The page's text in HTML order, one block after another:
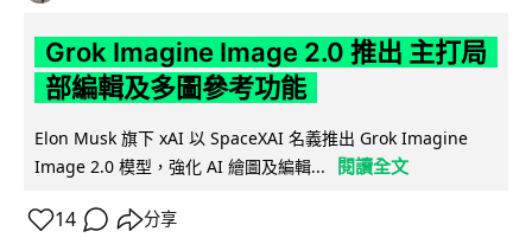
Grok Imagine Image 2.0 推出 主打局
部編輯及多圖參考功能
Elon Musk 旗下 xAI 以 SpaceXAI 名義推出 Grok Imagine
Image 2.0 模型，強化 AI 繪圖及編輯...
閱讀全文
14 分享